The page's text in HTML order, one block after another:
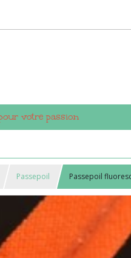
votre passion
Passepoil Passepoil